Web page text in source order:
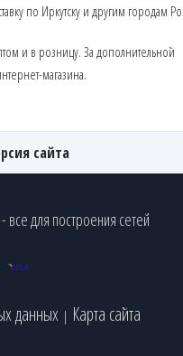
по Иркутску и другим городам
и в розницу. За дополнительной
магазина.
сайта
для построения сетей
данных | Карта сайта